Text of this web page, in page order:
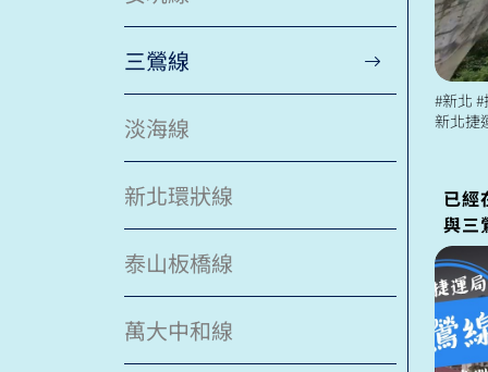
三鶯線
淡海線
新北環狀線
泰山板橋線
萬大中和線
#新北 #捷運 #三
新北捷
已經
與三